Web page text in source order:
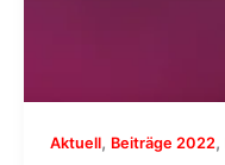
Aktuell, Beiträge 2022,